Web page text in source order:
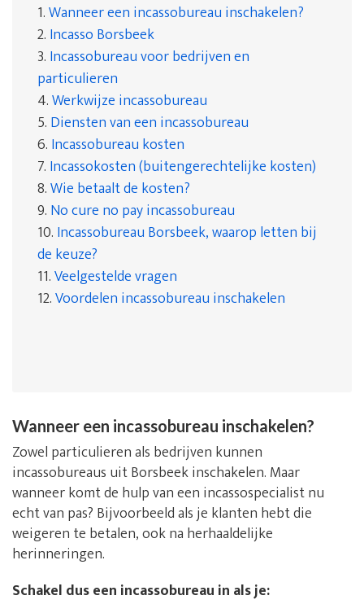
1.Wanneer een incassobureau inschakelen?
2. Incasso Borsbeek
3. Incassobureau voor bedrijven en
particulieren
4.Werkwijze incassobureau
5. Diensten van een incassobureau
6. Incassobureau kosten
7. Incassokosten (buitengerechtelijke kosten)
8.Wie betaalt de kosten?
9. No cure no pay incassobureau
10. Incassobureau Borsbeek, waarop letten bij
de keuze?
11.Veelgestelde vragen
12.Voordelen incassobureau inschakelen
Wanneer een incassobureau inschakelen?
Zowel particulieren als bedrijven kunnen
incassobureaus uit Borsbeek inschakelen. Maar
wanneer komt de hulp van een incassospecialist nu
echt van pas? Bijvoorbeeld als je klanten hebt die
weigeren te betalen, ook na herhaaldelijke
herinneringen.
Schakel dus een incassobureau in als je: